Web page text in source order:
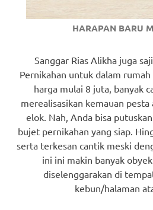
HARAPAN BARU
Sanggar Rias Alikha juga
Pernikahan untuk dalam
harga mulai 8 juta, banyak
merealisasikan kemauan pesta
elok. Nah, Anda bisa
bujet pernikahan yang siap.
serta terkesan cantik meski
ini ini makin banyak
diselenggarakan di
kebun/halaman